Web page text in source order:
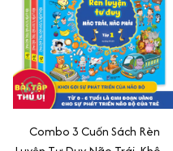
Combo 3 Cuốn Sách Rèn